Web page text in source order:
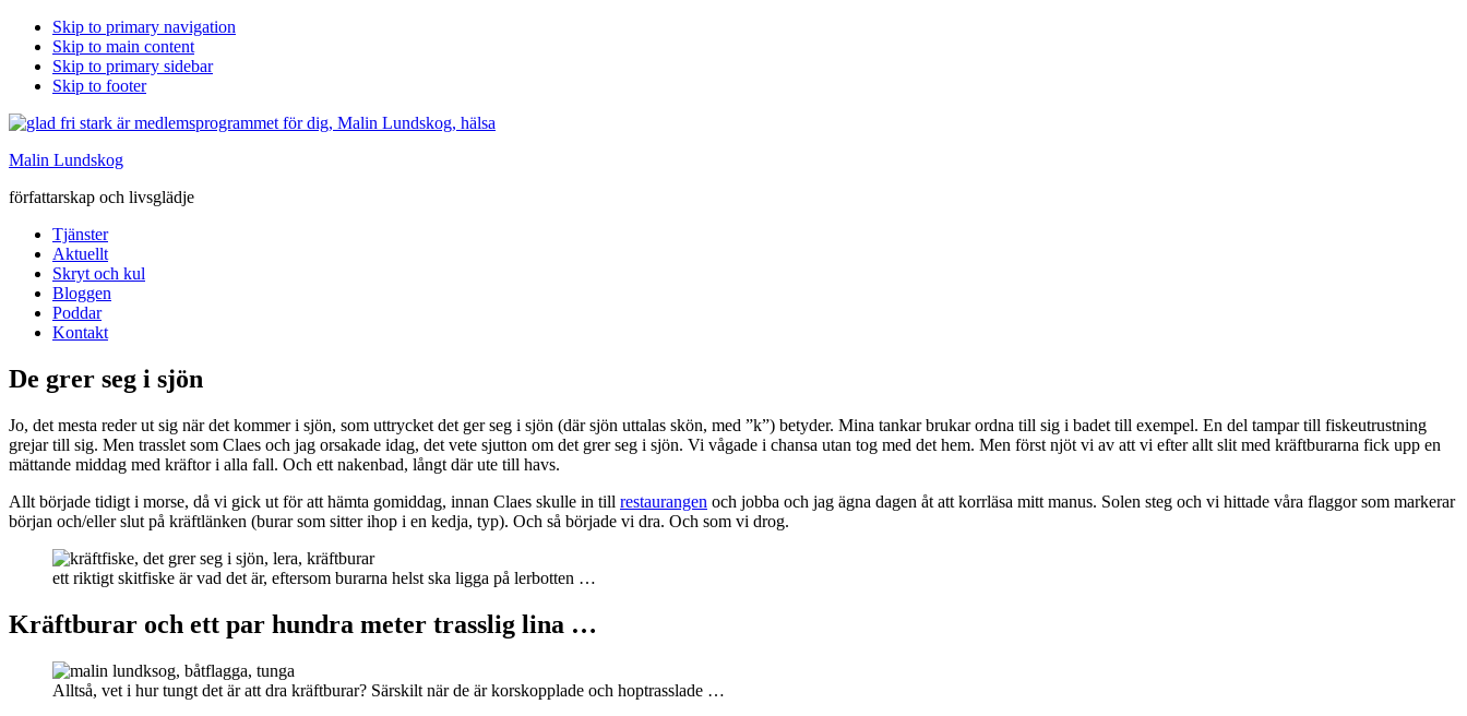
Skip to primary navigation
Skip to main content
Skip to primary sidebar
Skip to footer
Malin Lundskog
författarskap och livsglädje
Tjänster
Aktuellt
Skryt och kul
Bloggen
Poddar
Kontakt
De grer seg i sjön
Jo, det mesta reder ut sig när det kommer i sjön, som uttrycket det ger seg i sjön (där sjön uttalas skön, med ”k”) betyder. Mina tankar brukar ordna till sig i badet till exempel. En del tampar till fiskeutrustning
grejar till sig. Men trasslet som Claes och jag orsakade idag, det vete sjutton om det grer seg i sjön. Vi vågade i chansa utan tog med det hem. Men först njöt vi av att vi efter allt slit med kräftburarna fick upp en
mättande middag med kräftor i alla fall. Och ett nakenbad, långt där ute till havs.
Allt började tidigt i morse, då vi gick ut för att hämta gomiddag, innan Claes skulle in till restaurangen och jobba och jag ägna dagen åt att korrläsa mitt manus. Solen steg och vi hittade våra flaggor som markerar
början och/eller slut på kräftlänken (burar som sitter ihop i en kedja, typ). Och så började vi dra. Och som vi drog.
ett riktigt skitfiske är vad det är, eftersom burarna helst ska ligga på lerbotten …
Kräftburar och ett par hundra meter trasslig lina …
Alltså, vet i hur tungt det är att dra kräftburar? Särskilt när de är korskopplade och hoptrasslade …